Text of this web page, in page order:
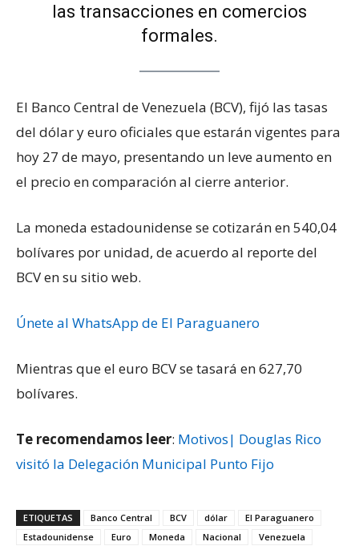
las transacciones en comercios
formales.
El Banco Central de Venezuela (BCV), fijó las tasas
del dólar y euro oficiales que estarán vigentes para
hoy 27 de mayo, presentando un leve aumento en
el precio en comparación al cierre anterior.
La moneda estadounidense se cotizarán en 540,04
bolívares por unidad, de acuerdo al reporte del
BCV en su sitio web.
Únete al WhatsApp de El Paraguanero
Mientras que el euro BCV se tasará en 627,70
bolívares.
Te recomendamos leer: Motivos| Douglas Rico
visitó la Delegación Municipal Punto Fijo
ETIQUETAS Banco Central BCV dólar
El Paraguanero
Estadounidense
Euro Moneda Nacional Venezuela